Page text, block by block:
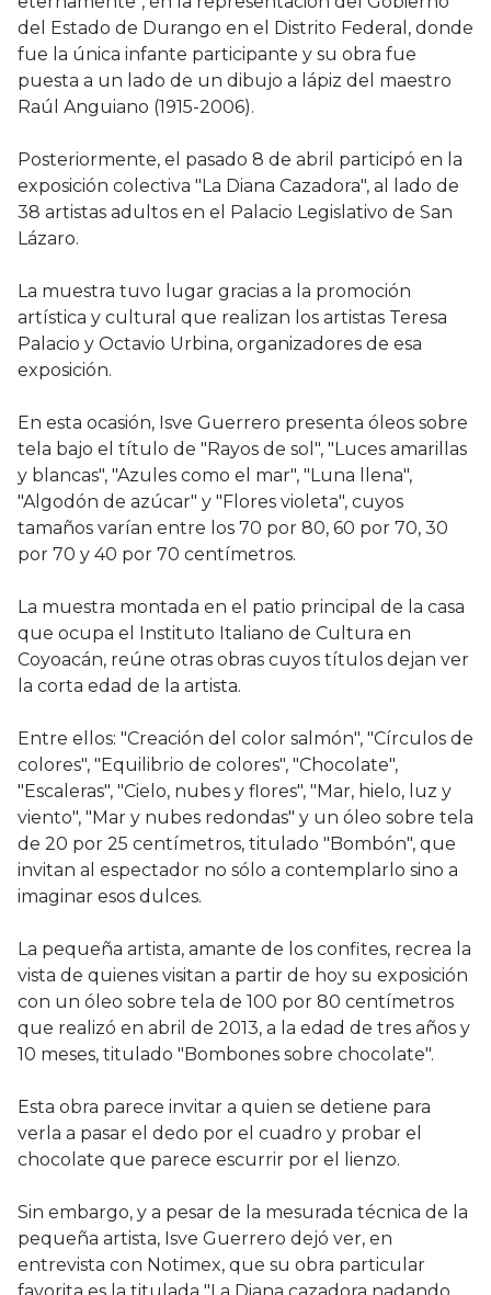
del Estado de Durango en el Distrito Federal, donde
fue la única infante participante y su obra fue
puesta a un lado de un dibujo a lápiz del maestro
Raúl Anguiano (1915-2006).
Posteriormente, el pasado 8 de abril participó en la
exposición colectiva "La Diana Cazadora", al lado de
38 artistas adultos en el Palacio Legislativo de San
Lázaro.
La muestra tuvo lugar gracias a la promoción
artística y cultural que realizan los artistas Teresa
Palacio y Octavio Urbina, organizadores de esa
exposición.
En esta ocasión, Isve Guerrero presenta óleos sobre
tela bajo el título de "Rayos de sol", "Luces amarillas
y blancas", "Azules como el mar", "Luna llena",
"Algodón de azúcar" y "Flores violeta", cuyos
tamaños varían entre los 70 por 80, 60 por 70, 30
por 70 y 40 por 70 centímetros.
La muestra montada en el patio principal de la casa
que ocupa el Instituto Italiano de Cultura en
Coyoacán, reúne otras obras cuyos títulos dejan ver
la corta edad de la artista.
Entre ellos: "Creación del color salmón", "Círculos de
colores", "Equilibrio de colores", "Chocolate",
"Escaleras", "Cielo, nubes y flores", "Mar, hielo, luz y
viento", "Mar y nubes redondas" y un óleo sobre tela
de 20 por 25 centímetros, titulado "Bombón", que
invitan al espectador no sólo a contemplarlo sino a
imaginar esos dulces.
La pequeña artista, amante de los confites, recrea la
vista de quienes visitan a partir de hoy su exposición
con un óleo sobre tela de 100 por 80 centímetros
que realizó en abril de 2013, a la edad de tres años y
10 meses, titulado "Bombones sobre chocolate".
Esta obra parece invitar a quien se detiene para
verla a pasar el dedo por el cuadro y probar el
chocolate que parece escurrir por el lienzo.
Sin embargo, y a pesar de la mesurada técnica de la
pequeña artista, Isve Guerrero dejó ver, en
entrevista con Notimex, que su obra particular